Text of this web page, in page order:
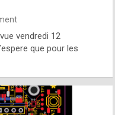
vendredi 12
que pour les